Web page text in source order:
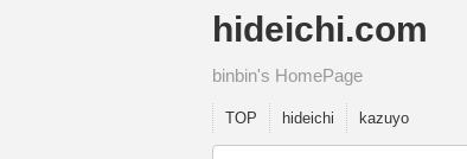
hideichi.com
binbin's HomePage
TOP hideichi kazuyo